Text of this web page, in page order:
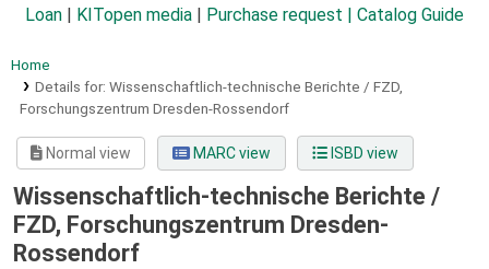
Loan
KITopen media Purchase request | Catalog Guide
Home
Details for: Wissenschaftlich-technische Berichte / FZD,
Forschungszentrum Dresden-Rossendorf
Normal view MARC view ISBD view
Wissenschaftlich-technische Berichte /
FZD, Forschungszentrum Dresden-
Rossendorf